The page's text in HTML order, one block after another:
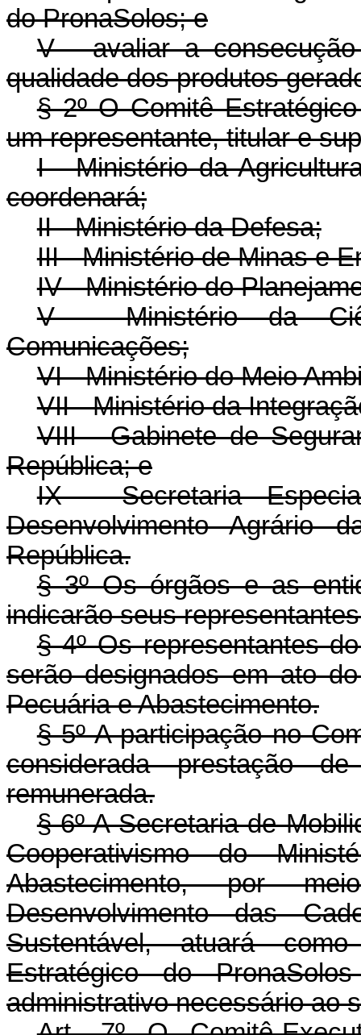
do PronaSolos; e
V - avaliar a
qualidade dos produtos
§ 2º O Comitê
um representante, titular e
I - Ministério da
coordenará;
II - Ministério da Defesa;
III - Ministério de Minas e
IV - Ministério do
V - Ministério da
Comunicações;
VI - Ministério do Meio
VII - Ministério da
VIII - Gabinete de
República; e
IX - Secretaria
Desenvolvimento Agrário
República.
§ 3º Os órgãos e as
indicarão seus
§ 4º Os representantes
serão designados em ato
Pecuária e Abastecimento.
§ 5º A participação no
considerada prestação
remunerada.
§ 6º A Secretaria de
Cooperativismo do
Abastecimento, por
Desenvolvimento das
Sustentável, atuará
Estratégico do
administrativo necessário ao